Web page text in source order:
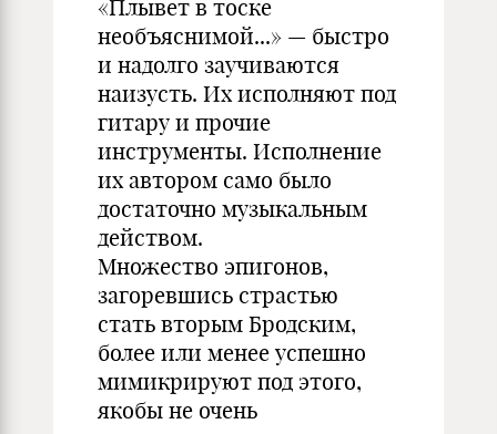
«Плывет в тоске
необъяснимой...» — быстро
и надолго заучиваются
наизусть. Их исполняют под
гитару и прочие
инструменты. Исполнение
их автором само было
достаточно музыкальным
действом.
Множество эпигонов,
загоревшись страстью
стать вторым Бродским,
более или менее успешно
мимикрируют под этого,
якобы не очень